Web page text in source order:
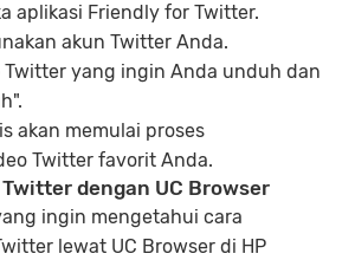
aplikasi Friendly for Twitter.
akun Twitter Anda.
Twitter yang ingin Anda unduh dan
akan memulai proses
Twitter favorit Anda.
dengan UC Browser
ingin mengetahui cara
lewat UC Browser di HP